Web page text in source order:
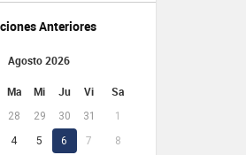
Anteriores
Agosto 2026
Ma Mi Ju Vi Sa
28 29 30 31
1
4 5 6 7
8